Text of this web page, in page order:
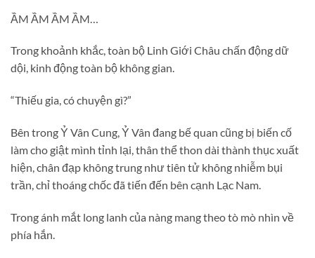
ẦM ẦM ẦM ẦM…
Trong khoảnh khắc, toàn bộ Linh Giới Châu chấn động dữ
dội, kinh động toàn bộ không gian.
“Thiếu gia, có chuyện gì?”
Bên trong Ỷ Vân Cung, Ỷ Vân đang bế quan cũng bị biến cố
làm cho giật mình tỉnh lại, thân thể thon dài thành thục xuất
hiện, chân đạp không trung như tiên tử không nhiễm bụi
trần, chỉ thoáng chốc đã tiến đến bên cạnh Lạc Nam.
Trong ánh mắt long lanh của nàng mang theo tò mò nhìn về
phía hắn.